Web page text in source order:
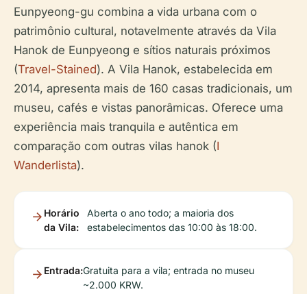
Eunpyeong-gu combina a vida urbana com o
patrimônio cultural, notavelmente através da Vila
Hanok de Eunpyeong e sítios naturais próximos
(Travel-Stained). A Vila Hanok, estabelecida em
2014, apresenta mais de 160 casas tradicionais, um
museu, cafés e vistas panorâmicas. Oferece uma
experiência mais tranquila e autêntica em
comparação com outras vilas hanok (I
Wanderlista).
Horário
da Vila:
Aberta o ano todo; a maioria dos
estabelecimentos das 10:00 às 18:00.
Entrada:Gratuita para a vila; entrada no museu
~2.000 KRW.